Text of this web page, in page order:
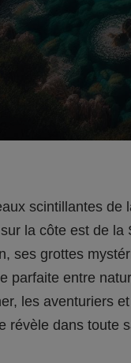
scintillantes
la côte est de
ses grottes
parfaite entre
les aventuriers
révèle dans toute